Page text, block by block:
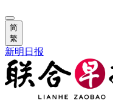
简
繁
新明日报